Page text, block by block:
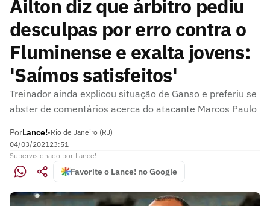
Ailton diz que árbitro pediu
desculpas por erro contra o
Fluminense e exalta jovens:
'Saímos satisfeitos'
Treinador ainda explicou situação de Ganso e preferiu se
abster de comentários acerca do atacante Marcos Paulo
PorLance!•Rio de Janeiro (RJ)
04/03/202123:51
Supervisionado por Lance!
Favorite o Lance! no Google